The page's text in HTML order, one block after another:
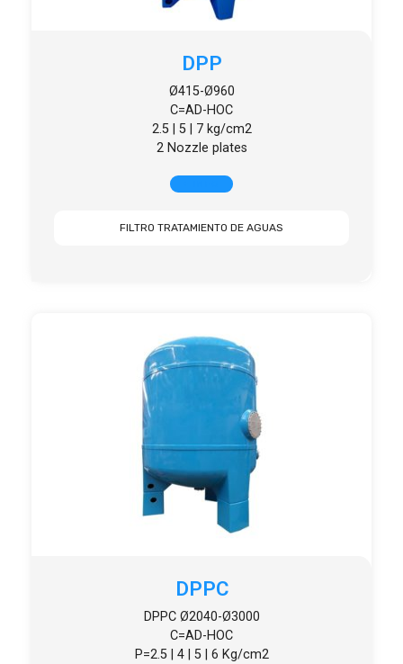
DPP
Ø415-Ø960
C=AD-HOC
2.5 | 5 | 7 kg/cm2
2 Nozzle plates
FILTRO TRATAMIENTO DE AGUAS
DPPC
DPPC Ø2040-Ø3000
C=AD-HOC
P=2.5 | 4 | 5 | 6 Kg/cm2